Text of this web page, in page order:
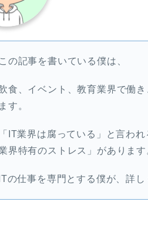
この記事を書いている僕は、
食、イベント、教育業界で働
ます。
「IT業界は腐っている」と言わ
界特有のストレス」があります
ITの仕事を専門とする僕が、詳し